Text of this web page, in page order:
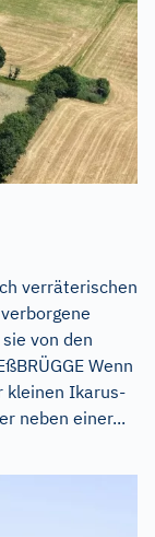
verräterischen
von den
Wenn
kleinen Ikarus-
neben einer...